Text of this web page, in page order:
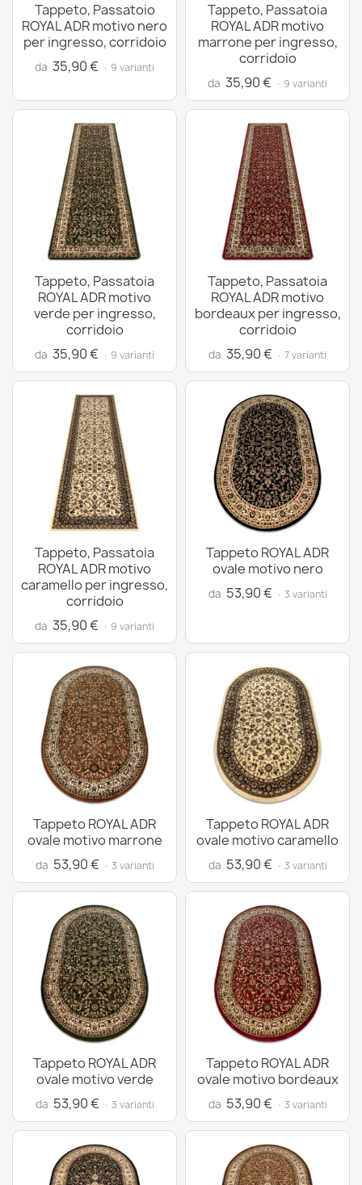
Tappeto, Passatoio
ROYAL ADR motivo nero
per ingresso, corridoio
da 35,90 € · 9 varianti
Tappeto, Passatoia
ROYAL ADR motivo
marrone per ingresso,
corridoio
da 35,90 € · 9 varianti
Tappeto, Passatoia
ROYAL ADR motivo
verde per ingresso,
corridoio
da 35,90 € · 9 varianti
Tappeto, Passatoia
ROYAL ADR motivo
bordeaux per ingresso,
corridoio
da 35,90 € · 7 varianti
Tappeto, Passatoia
ROYAL ADR motivo
caramello per ingresso,
corridoio
da 35,90 € · 9 varianti
Tappeto ROYAL ADR
ovale motivo nero
da 53,90 € · 3 varianti
Tappeto ROYAL ADR
ovale motivo marrone
da 53,90 € · 3 varianti
Tappeto ROYAL ADR
ovale motivo caramello
da 53,90 € · 3 varianti
Tappeto ROYAL ADR
ovale motivo verde
da 53,90 € · 3 varianti
Tappeto ROYAL ADR
ovale motivo bordeaux
da 53,90 € · 3 varianti